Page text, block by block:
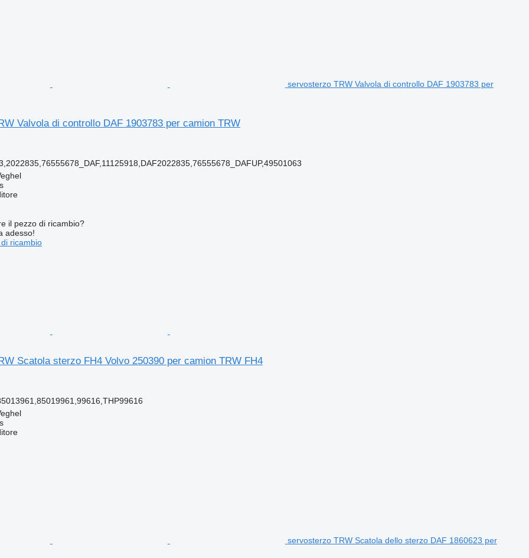
servosterzo TRW Valvola di controllo DAF 1903783 per
Valvola di controllo DAF 1903783 per camion TRW
il pezzo di ricambio?
adesso!
ricambio
Scatola sterzo FH4 Volvo 250390 per camion TRW FH4
servosterzo TRW Scatola dello sterzo DAF 1860623 per